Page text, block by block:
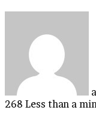
268 Less than a